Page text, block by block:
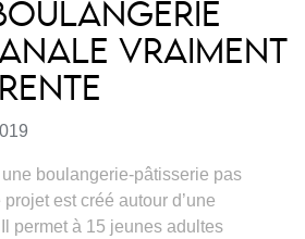
VRAIMENT
une boulangerie-pâtisserie pas
est créé autour d’une
permet à 15 jeunes adultes